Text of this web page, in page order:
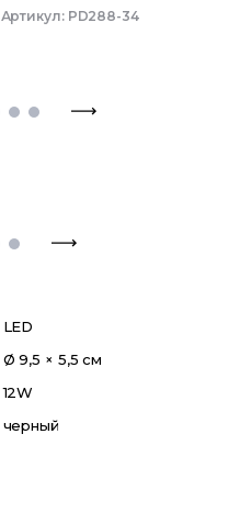
Артикул: PD288-34
LED
Ø 9,5 × 5,5 см
12W
черный